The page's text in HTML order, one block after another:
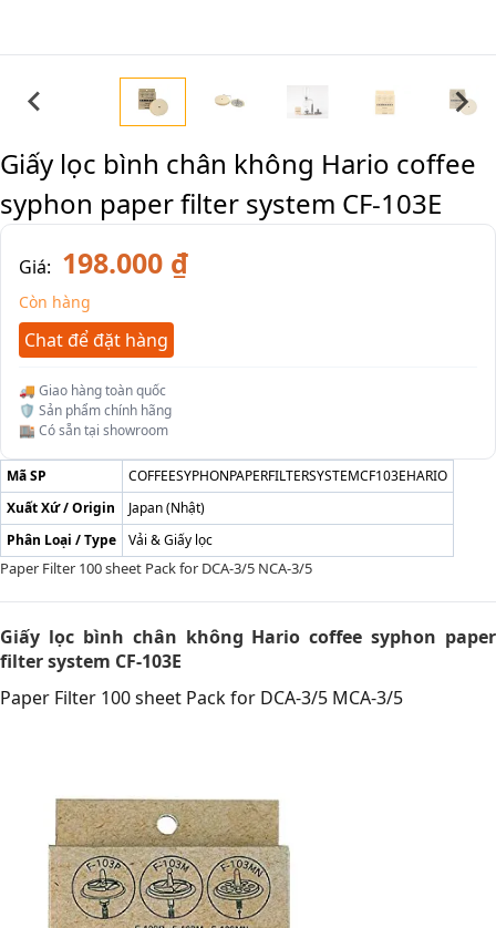
Giấy lọc bình chân không Hario coffee
syphon paper filter system CF-103E
Giá: 198.000 ₫
Còn hàng
Chat để đặt hàng
🚚 Giao hàng toàn quốc
🛡️ Sản phẩm chính hãng
🏬 Có sẵn tại showroom
Mã SP
COFFEESYPHONPAPERFILTERSYSTEMCF103EHARIO
Xuất Xứ / Origin
Japan (Nhật)
Phân Loại / Type
Vải & Giấy lọc
Paper Filter 100 sheet Pack for DCA-3/5 NCA-3/5
Giấy lọc bình chân không Hario coffee syphon paper
filter system CF-103E
Paper Filter 100 sheet Pack for DCA-3/5 MCA-3/5